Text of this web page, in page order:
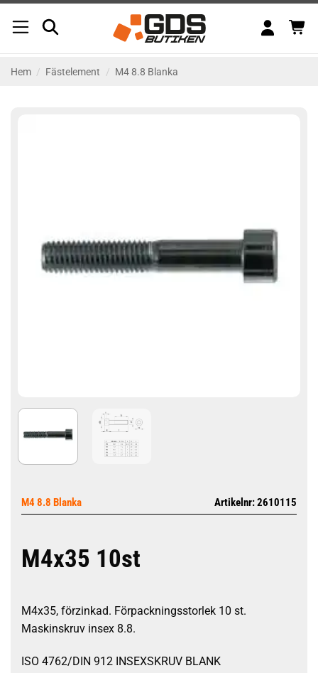
Hem / Fästelement / M4 8.8 Blanka
M4 8.8 Blanka Artikelnr: 2610115
M4x35 10st
M4x35, förzinkad. Förpackningsstorlek 10 st.
Maskinskruv insex 8.8.
ISO 4762/DIN 912 INSEXSKRUV BLANK